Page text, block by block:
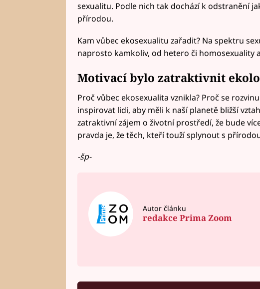
sexualitu. Podle nich tak dochází k odstranění
přírodou.
Kam vůbec ekosexualitu zařadit? Na spektru
naprosto kamkoliv, od hetero či homosexuality
Motivací bylo zatraktivnit
Proč vůbec ekosexualita vznikla? Proč se
inspirovat lidi, aby měli k naší planetě bližší
zatraktivní zájem o životní prostředí, že bude
pravda je, že těch, kteří touží splynout s
-šp-
Autor článku
redakce Prima Zoom